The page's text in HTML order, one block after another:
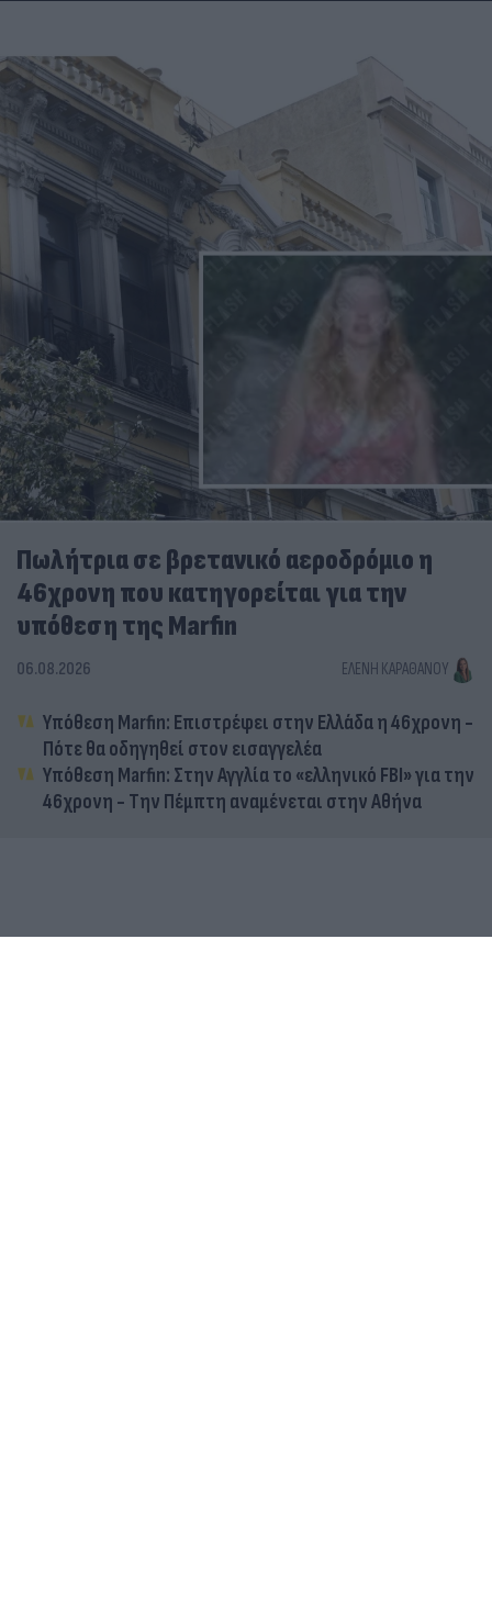
Πωλήτρια σε βρετανικό αεροδρόμιο η
46χρονη που κατηγορείται για την
υπόθεση της Marfin
06.08.2026 ΕΛΈΝΗ ΚΑΡΑΘΆΝΟΥ
Υπόθεση Marfin: Επιστρέφει στην Ελλάδα η 46χρονη -
Πότε θα οδηγηθεί στον εισαγγελέα
Υπόθεση Marfin: Στην Αγγλία το «ελληνικό FBI» για την
46χρονη - Την Πέμπτη αναμένεται στην Αθήνα